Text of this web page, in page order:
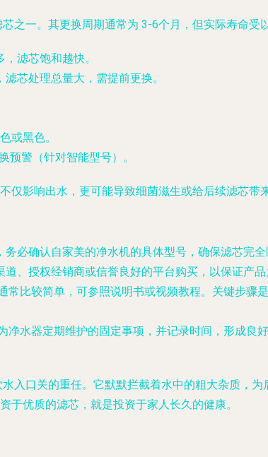
之一。其更换周期通常为 3-6个月 ，但实际寿命受
，滤芯饱和越快。
滤芯处理总量大，需提前更换。
或黑色。
预警（针对智能型号）。
不仅影响出水，更可能导致细菌滋生或给后续滤芯带
务必确认自家美的净水机的具体型号，确保滤芯完全
道、授权经销商或信誉良好的平台购买，以保证产
常比较简单，可参照说明书或视频教程。关键步
净水器定期维护的固定事项，并记录时间，形成良好
入口关的重任。它默默拦截着水中的粗大杂质，
于优质的滤芯，就是投资于家人长久的健康。